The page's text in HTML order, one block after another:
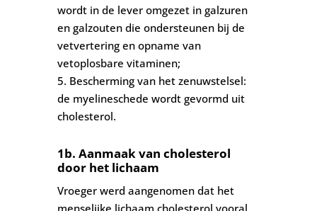
wordt in de lever omgezet in galzuren
en galzouten die ondersteunen bij de
vetvertering en opname van
vetoplosbare vitaminen;
5. Bescherming van het zenuwstelsel:
de myelineschede wordt gevormd uit
cholesterol.
1b. Aanmaak van cholesterol
door het lichaam
Vroeger werd aangenomen dat het
menselijke lichaam cholesterol vooral